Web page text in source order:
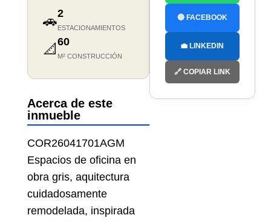
🚗2
ESTACIONAMIENTOS
📐 60
M² CONSTRUCCIÓN
Acerca de este
inmueble
COR26041701AGM
Espacios de oficina en
obra gris, aquitectura
cuidadosamente
remodelada, inspirada
🔵 FACEBOOK
💼 LINKEDIN
🔗 COPIAR LINK